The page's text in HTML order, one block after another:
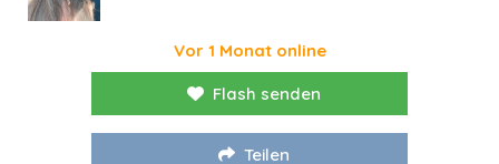
Vor 1 Monat online
Flash senden
Teilen